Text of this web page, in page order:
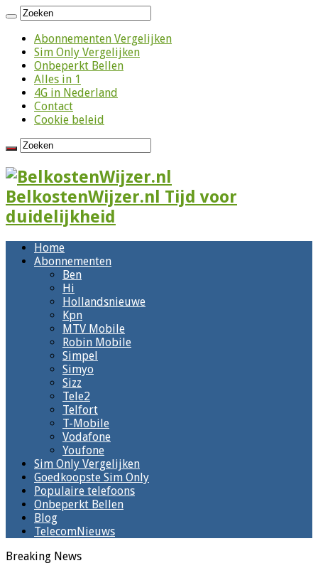
Abonnementen Vergelijken
Sim Only Vergelijken
Onbeperkt Bellen
Alles in 1
4G in Nederland
Contact
Cookie beleid
BelkostenWijzer.nl Tijd voor
duidelijkheid
Home
Abonnementen
Ben
Hi
Hollandsnieuwe
Kpn
MTV Mobile
Robin Mobile
Simpel
Simyo
Sizz
Tele2
Telfort
T-Mobile
Vodafone
Youfone
Sim Only Vergelijken
Goedkoopste Sim Only
Populaire telefoons
Onbeperkt Bellen
Blog
TelecomNieuws
Breaking News